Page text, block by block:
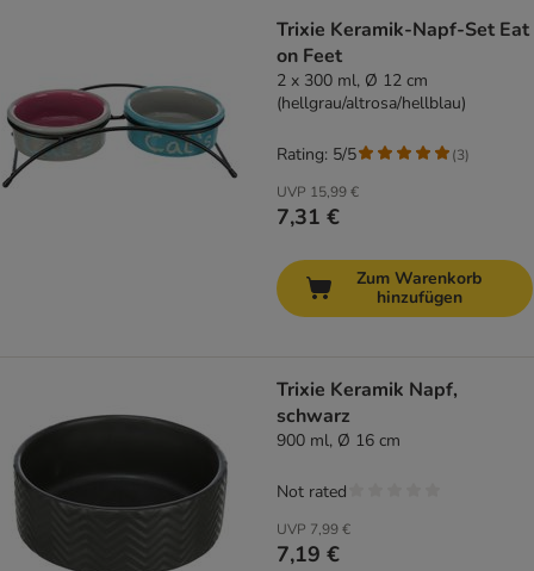
Trixie Keramik-Napf-Set Eat
on Feet
2 x 300 ml, Ø 12 cm
(hellgrau/altrosa/hellblau)
UVP 15,99 €
7,31 €
Rating: 5/5 (3)
Zum Warenkorb
hinzufügen
Trixie Keramik Napf,
schwarz
900 ml, Ø 16 cm
UVP 7,99 €
7,19 €
Not rated